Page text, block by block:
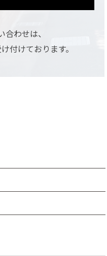
合わせは、
付けております。